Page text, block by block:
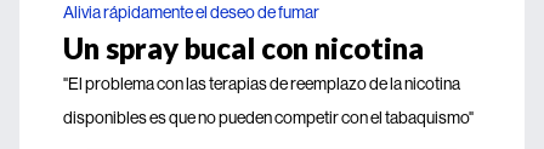
Alivia rápidamente el deseo de fumar
Un spray bucal con nicotina
"El problema con las terapias de reemplazo de la nicotina
disponibles es que no pueden competir con el tabaquismo"